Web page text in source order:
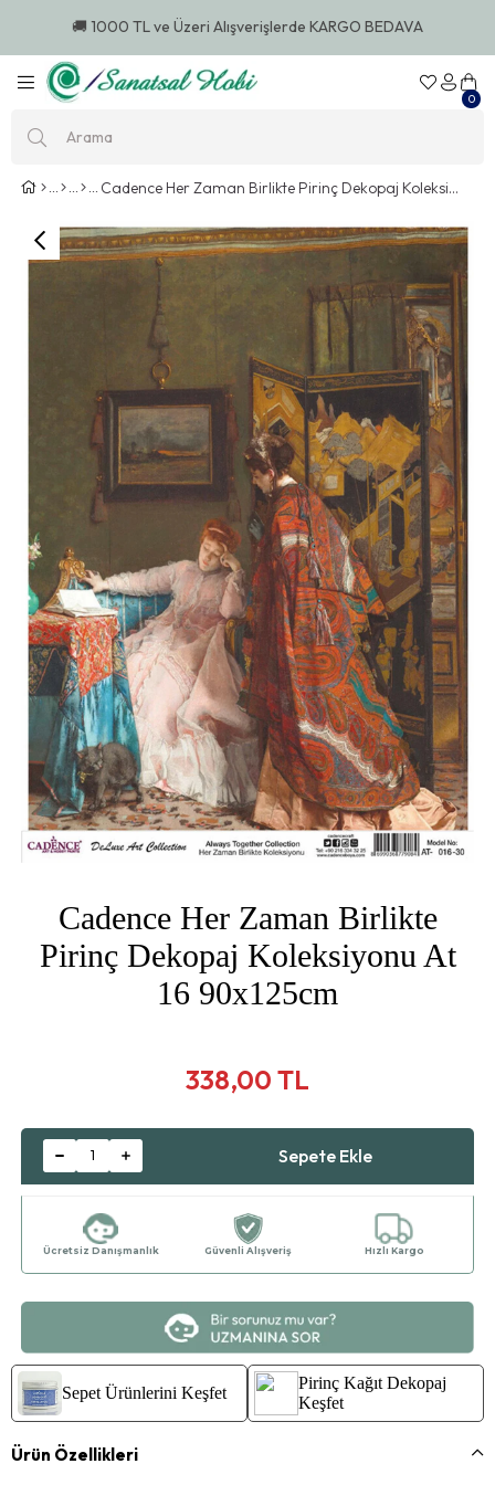
🚚 1000 TL ve Üzeri Alışverişlerde KARGO BEDAVA
0
Cadence Her Zaman Birlikte Pirinç Dekopaj Koleksiyonu At 16 90x125cm
Cadence Her Zaman Birlikte
Pirinç Dekopaj Koleksiyonu At
16 90x125cm
338,00 TL
Ücretsiz Danışmanlık Güvenli Alışveriş Hızlı Kargo
Sepet Ürünlerini Keşfet
Pirinç Kağıt Dekopaj
Keşfet
Ürün Özellikleri